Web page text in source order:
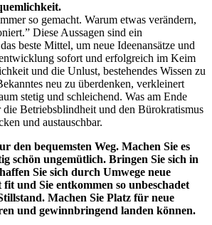
so gemacht. Warum etwas verändern,
Diese Aussagen sind ein
beste Mittel, um neue Ideenansätze und
sofort und erfolgreich im Keim
und die Unlust, bestehendes Wissen zu
neu zu überdenken, verkleinert
stetig und schleichend. Was am Ende
Betriebsblindheit und den Bürokratismus
und austauschbar.
den bequemsten Weg. Machen Sie es
schön ungemütlich. Bringen Sie sich in
Sie sich durch Umwege neue
und Sie entkommen so unbeschadet
Machen Sie Platz für neue
und gewinnbringend landen können.